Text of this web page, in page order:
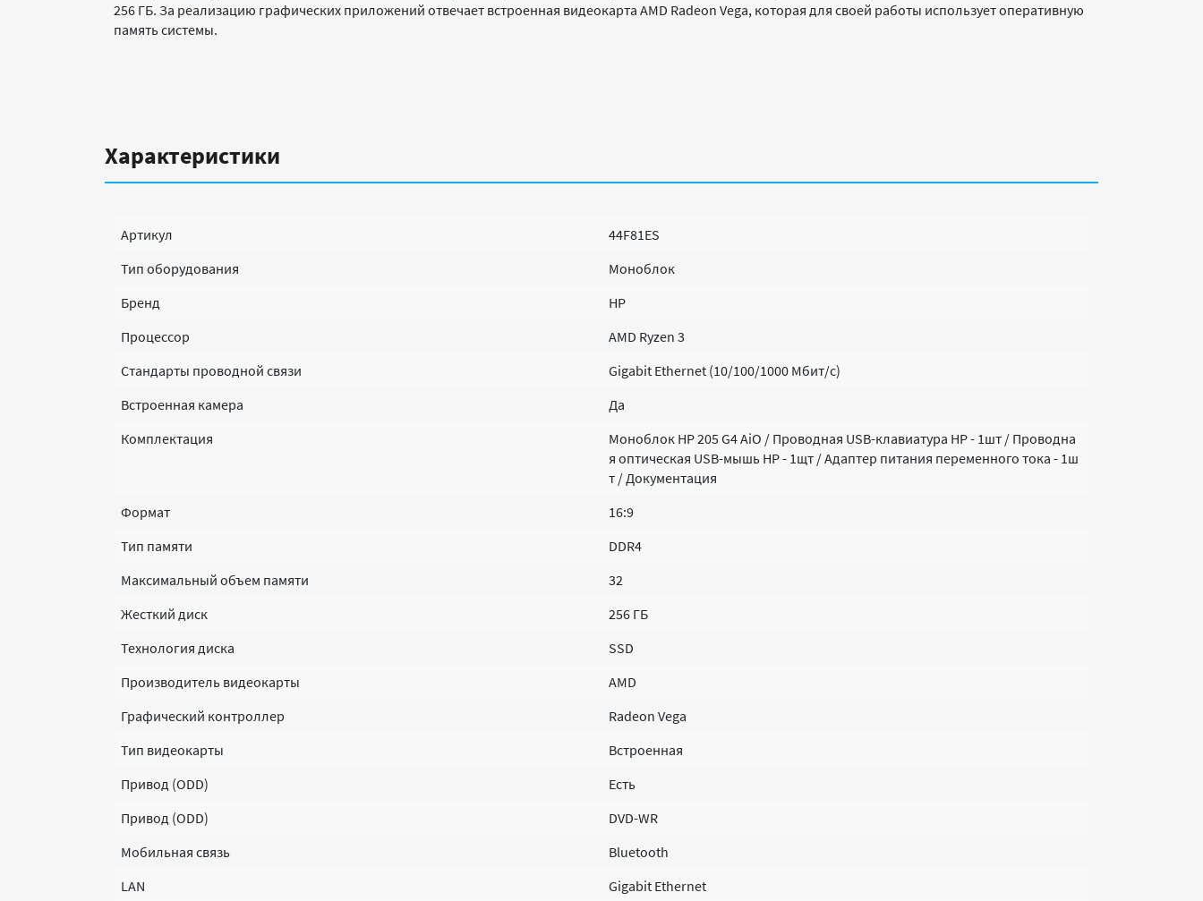
256 ГБ. За реализацию графических приложений отвечает встроенная видеокарта AMD Radeon Vega, которая для своей работы использует оперативную
память системы.
Характеристики
Артикул
44F81ES
Тип оборудования
Моноблок
Бренд
HP
Процессор
AMD Ryzen 3
Стандарты проводной связи
Gigabit Ethernet (10/100/1000 Мбит/с)
Встроенная камера
Да
Комплектация
Моноблок HP 205 G4 AiO / Проводная USB-клавиатура HP - 1шт / Проводна
я оптическая USB-мышь HP - 1щт / Адаптер питания переменного тока - 1ш
т / Документация
Формат
16:9
Тип памяти
DDR4
Максимальный объем памяти
32
Жесткий диск
256 ГБ
Технология диска
SSD
Производитель видеокарты
AMD
Графический контроллер
Radeon Vega
Тип видеокарты
Встроенная
Привод (ODD)
Есть
Привод (ODD)
DVD-WR
Мобильная связь
Bluetooth
LAN
Gigabit Ethernet